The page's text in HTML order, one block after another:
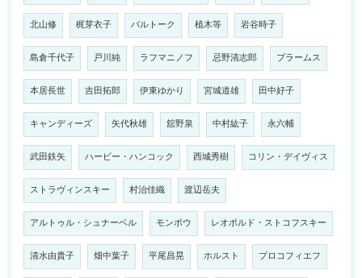
北山修 梶芽衣子 バルトーク 植木等 岩谷時子
島倉千代子 戸川純 ラフマニノフ 忌野清志郎 ブラームス
本居長世 吉田拓郎 伊東ゆかり 宮城道雄 田中好子
キャンディーズ 矢代秋雄 舘野泉 中村紘子 永六輔
武田鉄矢 ハービー・ハンコック 西城秀樹 コリン・デイヴィス
ストラヴィンスキー 村治佳織 渡辺岳夫
アルトゥル・シュナーベル モンポウ レオポルド・ストコフスキー
清水由貴子 畑中葉子 平尾昌晃 ホルスト プロコフィエフ